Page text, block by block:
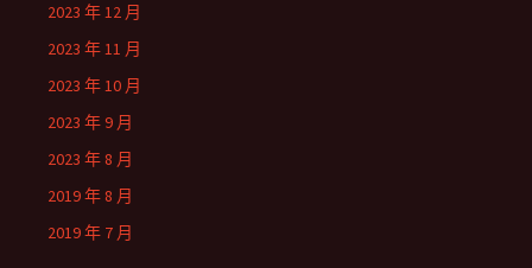
2023 年 12 月
2023 年 11 月
2023 年 10 月
2023 年 9 月
2023 年 8 月
2019 年 8 月
2019 年 7 月